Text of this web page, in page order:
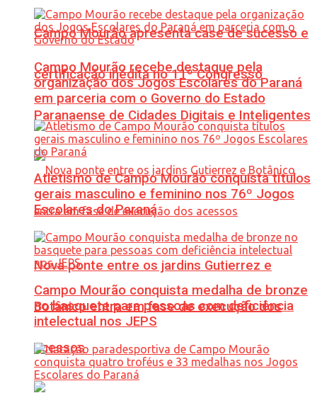
Campo Mourão apresenta case de sucesso e
certificação inédita no 11º Congresso
Paranaense de Cidades Digitais e Inteligentes
Nova ponte entre os jardins Gutierrez e
Botânico entra em fase de execução dos
acessos
Campo Mourão recebe destaque pela
organização dos Jogos Escolares do Paraná
em parceria com o Governo do Estado
Atletismo de Campo Mourão conquista títulos
gerais masculino e feminino nos 76º Jogos
Escolares do Paraná
Campo Mourão conquista medalha de bronze
no basquete para pessoas com deficiência
intelectual nos JEPS